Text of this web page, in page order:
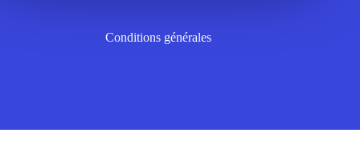
Conditions générales